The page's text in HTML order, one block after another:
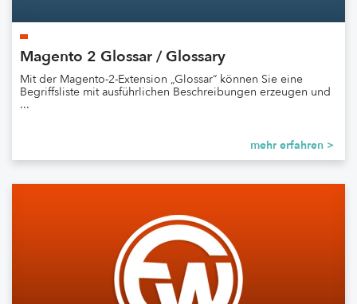
Magento 2 Glossar / Glossary
Mit der Magento-2-Extension „Glossar“ können Sie eine
Begriffsliste mit ausführlichen Beschreibungen erzeugen und
...
mehr erfahren >